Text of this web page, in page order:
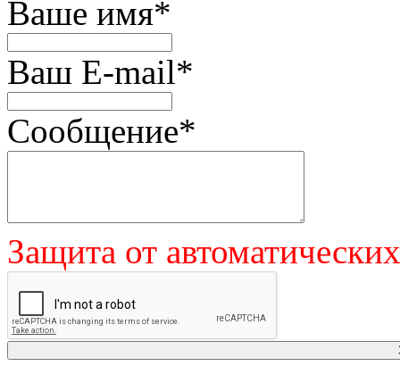
Ваше имя*
Ваш E-mail*
Сообщение*
Защита от